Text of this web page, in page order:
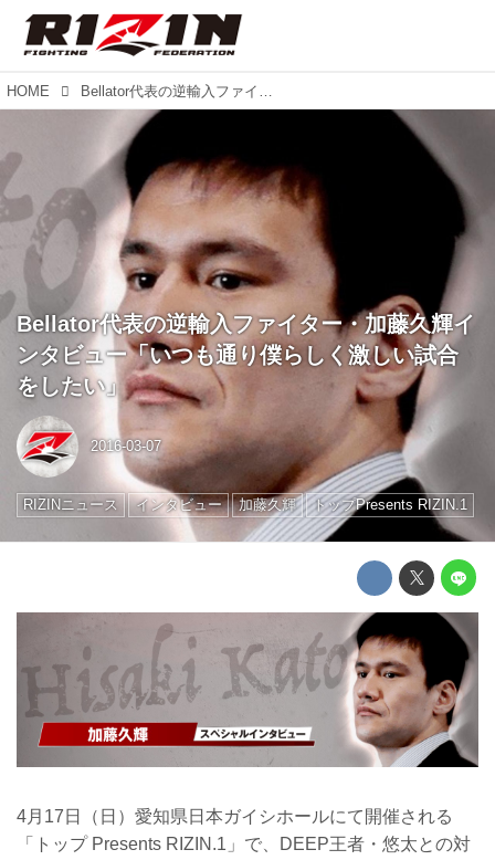
HOME Bellator代表の逆輸入ファイター・加藤久輝インタビュー「いつも通り僕らしく激しい試合をしたい」
Bellator代表の逆輸入ファイター・加藤久輝イ
ンタビュー「いつも通り僕らしく激しい試合
をしたい」
2016-03-07
RIZINニュース インタビュー 加藤久輝 トップPresents RIZIN.1
4月17日（日）愛知県日本ガイシホールにて開催される
「トップ Presents RIZIN.1」で、DEEP王者・悠太との対